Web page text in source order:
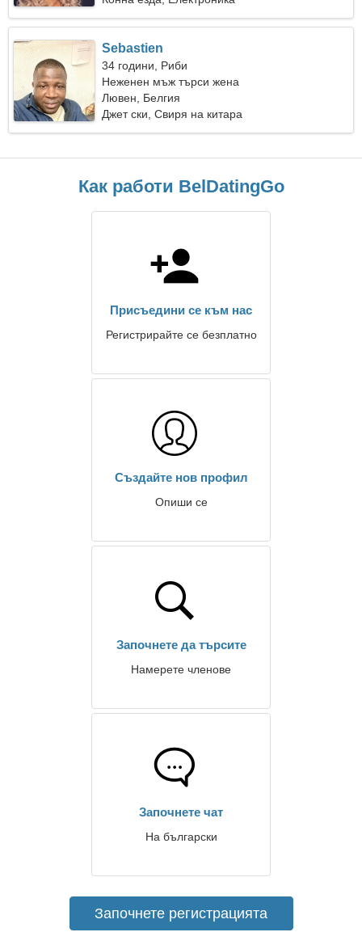
Sebastien
34 години, Риби
Неженен мъж търси жена
Лювен, Белгия
Джет ски, Свиря на китара
Как работи BelDatingGo
Присъедини се към нас
Регистрирайте се безплатно
Създайте нов профил
Опиши се
Започнете да търсите
Намерете членове
Започнете чат
На български
Започнете регистрацията